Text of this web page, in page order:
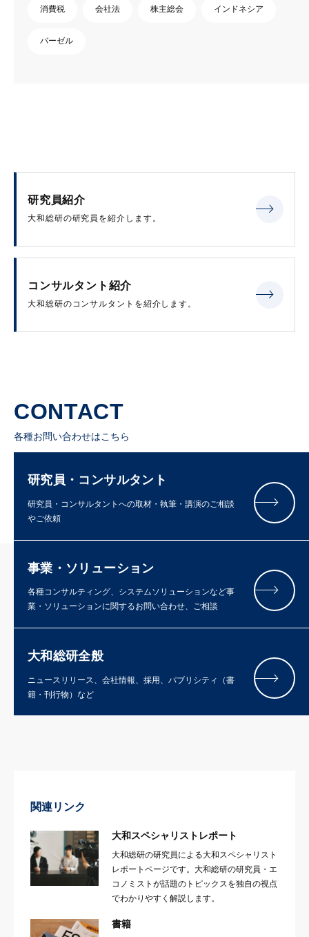
消費税 会社法 株主総会 インドネシア
バーゼル
研究員紹介
大和総研の研究員を紹介します。
コンサルタント紹介
大和総研のコンサルタントを紹介します。
CONTACT
各種お問い合わせはこちら
研究員・コンサルタント
研究員・コンサルタントへの取材・執筆・講演のご相談
やご依頼
事業・ソリューション
各種コンサルティング、システムソリューションなど事
業・ソリューションに関するお問い合わせ、ご相談
大和総研全般
ニュースリリース、会社情報、採用、パブリシティ（書
籍・刊行物）など
関連リンク
大和スペシャリストレポート
大和総研の研究員による大和スペシャリスト
レポートページです。大和総研の研究員・エ
コノミストが話題のトピックスを独自の視点
でわかりやすく解説します。
書籍